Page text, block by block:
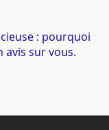
: pourquoi
avis sur vous.